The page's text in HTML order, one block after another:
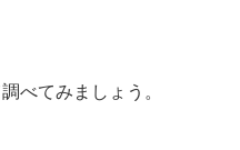
べてみましょう。